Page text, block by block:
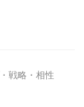
戦略・相性